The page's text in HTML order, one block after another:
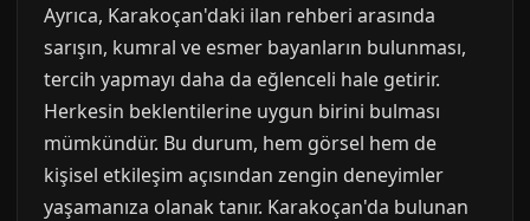
Ayrıca, Karakoçan'daki ilan rehberi arasında
sarışın, kumral ve esmer bayanların bulunması,
tercih yapmayı daha da eğlenceli hale getirir.
Herkesin beklentilerine uygun birini bulması
mümkündür. Bu durum, hem görsel hem de
kişisel etkileşim açısından zengin deneyimler
yaşamanıza olanak tanır. Karakoçan'da bulunan